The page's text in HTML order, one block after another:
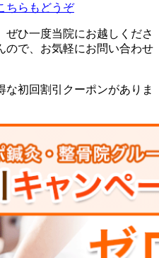
ちらもどうぞ
ぜひ一度当院にお越しくださ
ので、お気軽にお問い合わせ
初回割引クーポンがありま